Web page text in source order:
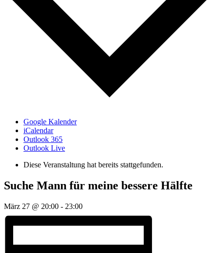
Google Kalender
iCalendar
Outlook 365
Outlook Live
Diese Veranstaltung hat bereits stattgefunden.
Suche Mann für meine bessere Hälfte
März 27 @ 20:00 - 23:00